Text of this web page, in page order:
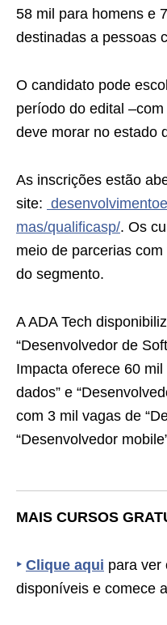
58 mil para homens e
destinadas a pessoas
O candidato pode
período do edital
deve morar no estado
As inscrições estão
site:
mas/qualificasp/. Os
meio de parcerias
do segmento.
A ADA Tech
“Desenvolvedor de
Impacta oferece 60
dados” e
com 3 mil vagas de
“Desenvolvedor
MAIS CURSOS
‣ Clique aqui para ver
disponíveis e comece